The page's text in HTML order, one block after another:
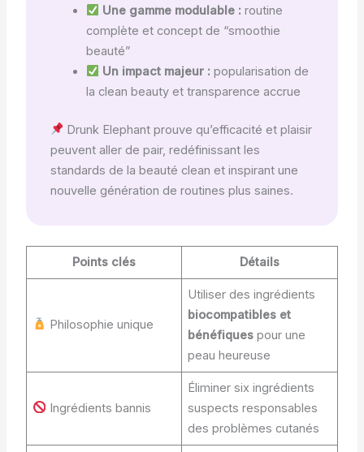
Une gamme modulable : routine
complète et concept de “smoothie
beauté”
Un impact majeur : popularisation de
la clean beauty et transparence accrue
Drunk Elephant prouve qu’efficacité et plaisir
peuvent aller de pair, redéfinissant les
standards de la beauté clean et inspirant une
nouvelle génération de routines plus saines.
Points clés Détails
Philosophie unique
Utiliser des ingrédients
biocompatibles et
bénéfiques pour une
peau heureuse
Ingrédients bannis
Éliminer six ingrédients
suspects responsables
des problèmes cutanés